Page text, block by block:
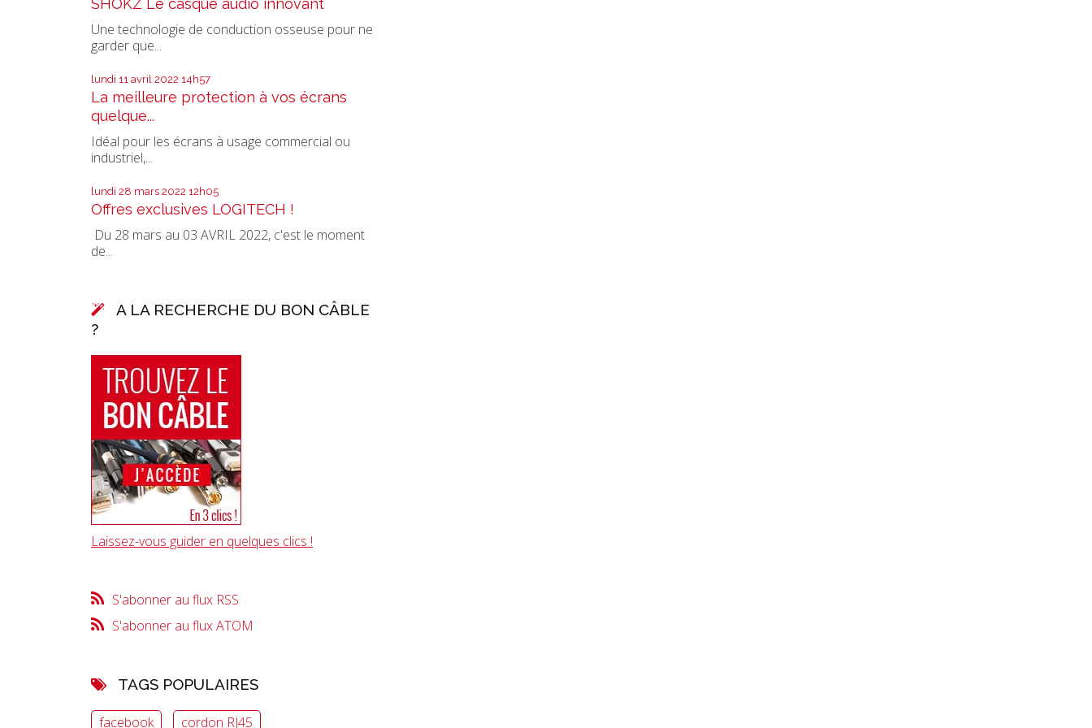
Une technologie de conduction osseuse pour ne
garder que...
lundi 11 avril 2022 14h57
La meilleure protection à vos écrans
quelque...
Idéal pour les écrans à usage commercial ou
industriel,...
lundi 28 mars 2022 12h05
Offres exclusives LOGITECH !
Du 28 mars au 03 AVRIL 2022, c'est le moment
de...
A LA RECHERCHE DU BON CÂBLE
?
Laissez-vous guider en quelques clics !
S'abonner au flux RSS
S'abonner au flux ATOM
TAGS POPULAIRES
facebook
cordon RJ45